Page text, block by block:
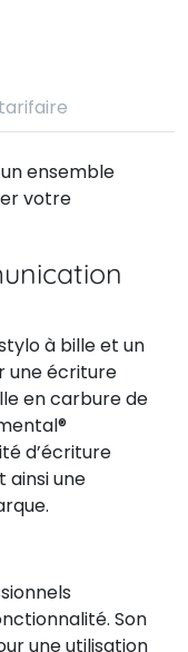
ensemble
votre
à bille et un
une écriture
en carbure de
d’écriture
ainsi une
Son
une utilisation